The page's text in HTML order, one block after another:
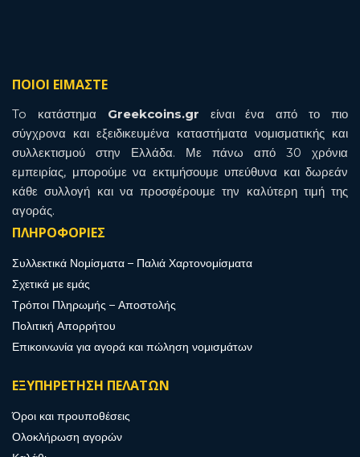
ΠΟΙΟΙ ΕΙΜΑΣΤΕ
To κατάστημα Greekcoins.gr είναι ένα από το πιο
σύγχρονα και εξειδικευμένα καταστήματα νομισματικής και
συλλεκτισμού στην Ελλάδα. Με πάνω από 30 χρόνια
εμπειρίας, μπορούμε να εκτιμήσουμε υπεύθυνα και δωρεάν
κάθε συλλογή και να προσφέρουμε την καλύτερη τιμή της
αγοράς.
ΠΛΗΡΟΦΟΡΙΕΣ
Συλλεκτικά Νομίσματα – Παλιά Χαρτονομίσματα
Σχετικά με εμάς
Τρόποι Πληρωμής – Αποστολής
Πολιτική Απορρήτου
Επικοινωνία για αγορά και πώληση νομισμάτων
ΕΞΥΠΗΡΕΤΗΣΗ ΠΕΛΑΤΩΝ
Όροι και προυποθέσεις
Ολοκλήρωση αγορών